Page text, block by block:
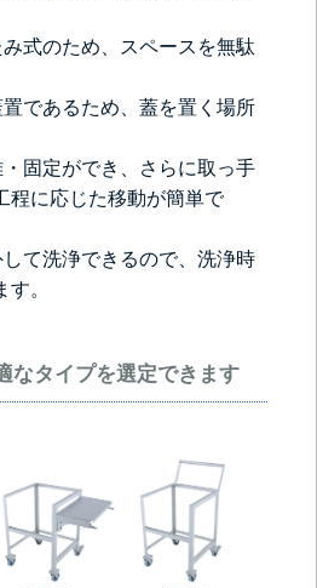
式のため、スペースを無駄
であるため、蓋を置く場所
固定ができ、さらに取っ手
程に応じた移動が簡単で
て洗浄できるので、洗浄時
。
なタイプを選定できます